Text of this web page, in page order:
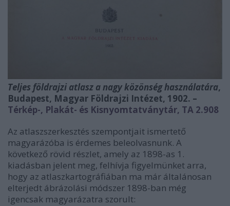
Teljes földrajzi atlasz a nagy közönség használatára,
Budapest, Magyar Földrajzi Intézet, 1902. –
Térkép-, Plakát- és Kisnyomtatványtár, TA 2.908
Az atlaszszerkesztés szempontjait ismertető
magyarázóba is érdemes beleolvasnunk. A
következő rövid részlet, amely az 1898-as 1.
kiadásban jelent meg, felhívja figyelmünket arra,
hogy az atlaszkartográfiában ma már általánosan
elterjedt ábrázolási módszer 1898-ban még
igencsak magyarázatra szorult: